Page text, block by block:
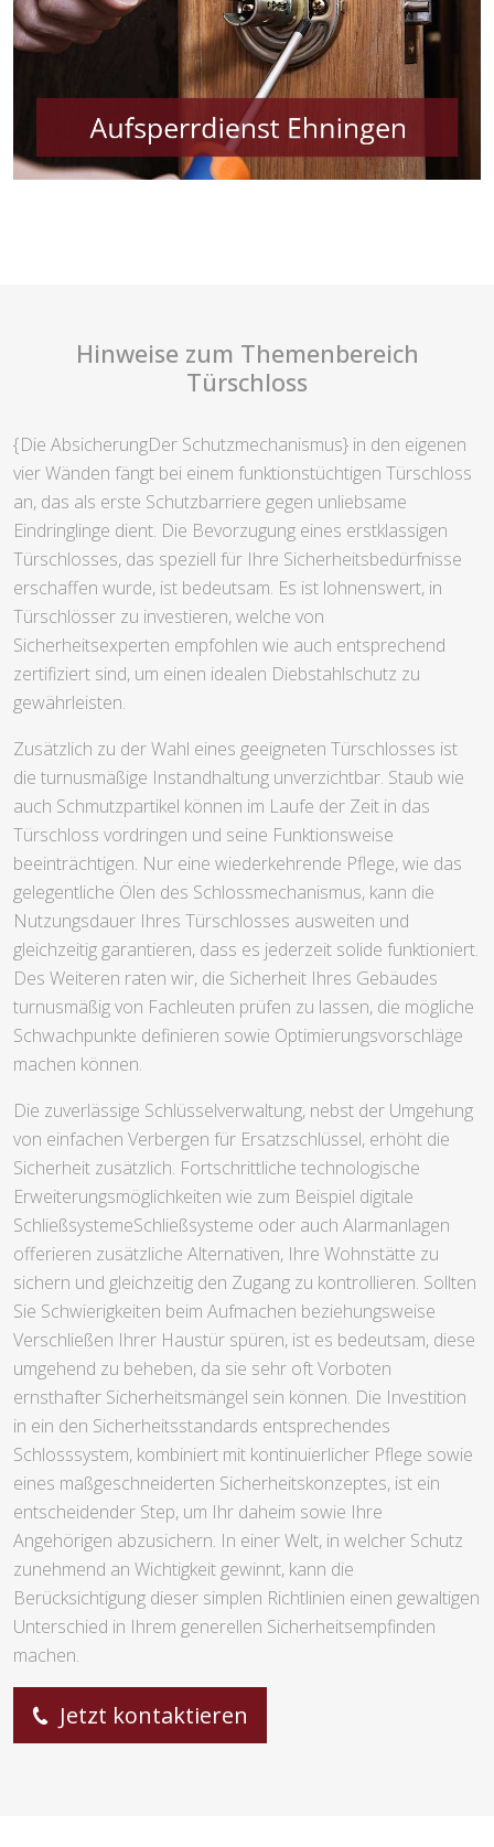
Hinweise zum Themenbereich
Türschloss
{Die AbsicherungDer Schutzmechanismus} in den eigenen
vier Wänden fängt bei einem funktionstüchtigen Türschloss
an, das als erste Schutzbarriere gegen unliebsame
Eindringlinge dient. Die Bevorzugung eines erstklassigen
Türschlosses, das speziell für Ihre Sicherheitsbedürfnisse
erschaffen wurde, ist bedeutsam. Es ist lohnenswert, in
Türschlösser zu investieren, welche von
Sicherheitsexperten empfohlen wie auch entsprechend
zertifiziert sind, um einen idealen Diebstahlschutz zu
gewährleisten.
Zusätzlich zu der Wahl eines geeigneten Türschlosses ist
die turnusmäßige Instandhaltung unverzichtbar. Staub wie
auch Schmutzpartikel können im Laufe der Zeit in das
Türschloss vordringen und seine Funktionsweise
beeinträchtigen. Nur eine wiederkehrende Pflege, wie das
gelegentliche Ölen des Schlossmechanismus, kann die
Nutzungsdauer Ihres Türschlosses ausweiten und
gleichzeitig garantieren, dass es jederzeit solide funktioniert.
Des Weiteren raten wir, die Sicherheit Ihres Gebäudes
turnusmäßig von Fachleuten prüfen zu lassen, die mögliche
Schwachpunkte definieren sowie Optimierungsvorschläge
machen können.
Die zuverlässige Schlüsselverwaltung, nebst der Umgehung
von einfachen Verbergen für Ersatzschlüssel, erhöht die
Sicherheit zusätzlich. Fortschrittliche technologische
Erweiterungsmöglichkeiten wie zum Beispiel digitale
SchließsystemeSchließsysteme oder auch Alarmanlagen
offerieren zusätzliche Alternativen, Ihre Wohnstätte zu
sichern und gleichzeitig den Zugang zu kontrollieren. Sollten
Sie Schwierigkeiten beim Aufmachen beziehungsweise
Verschließen Ihrer Haustür spüren, ist es bedeutsam, diese
umgehend zu beheben, da sie sehr oft Vorboten
ernsthafter Sicherheitsmängel sein können. Die Investition
in ein den Sicherheitsstandards entsprechendes
Schlosssystem, kombiniert mit kontinuierlicher Pflege sowie
eines maßgeschneiderten Sicherheitskonzeptes, ist ein
entscheidender Step, um Ihr daheim sowie Ihre
Angehörigen abzusichern. In einer Welt, in welcher Schutz
zunehmend an Wichtigkeit gewinnt, kann die
Berücksichtigung dieser simplen Richtlinien einen gewaltigen
Unterschied in Ihrem generellen Sicherheitsempfinden
machen.
Jetzt kontaktieren